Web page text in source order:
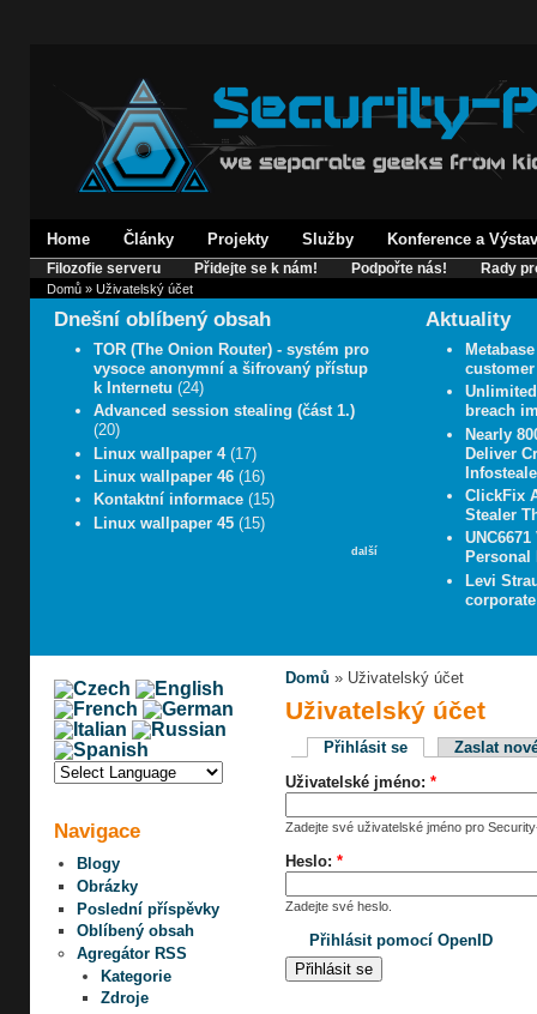
Home Články Projekty Služby Konference a
Filozofie serveru Přidejte se k nám! Podpořte nás! Rady
Domů» Uživatelský účet
Dnešní oblíbený obsah
TOR (The Onion Router) - systém pro
vysoce anonymní a šifrovaný přístup
k Internetu (24)
Advanced session stealing (část 1.)
(20)
Linux wallpaper 4 (17)
Linux wallpaper 46 (16)
Kontaktní informace (15)
Linux wallpaper 45 (15)
další
Aktuality
customer
breach
Nearly
Deliver
ClickFix
Stealer
Personal
Levi
Navigace
Blogy
Obrázky
Poslední příspěvky
Oblíbený obsah
Agregátor RSS
Kategorie
Zdroje
Domů » Uživatelský účet
Uživatelský účet
Přihlásit se
Zaslat
Uživatelské jméno: *
Zadejte své uživatelské jméno pro
Heslo: *
Zadejte své heslo.
Přihlásit pomocí OpenID